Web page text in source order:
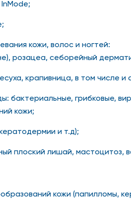
кожи, волос и ногтей:
розацеа, себорейный
крапивница, в том числе
бактериальные, грибковые,
кожи;
и т.д);
плоский лишай, мастоцитоз,
кожи (папилломы,